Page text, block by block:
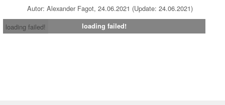
Autor: Alexander Fagot, 24.06.2021 (Update: 24.06.2021)
loading failed!
loading failed!